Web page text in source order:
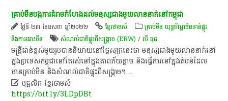
គ្រាប់មីន​បង្ក​ការ​គំរាម​កំហែង​ដល់​មនុស្ស​ជាង​មួយ​លាន​នាក់​នៅ​កម្ពុជា
ថ្ងៃទី ២៣ ខែឧសភា ឆ្នាំ២០២២ ខ្មែរថាមស៍
គ្រាប់មីន យុទ្ធភ័ណ្ឌមិនទាន់ផ្ទុះ
និងការដោះមីន
សំណល់ជាតិផ្ទុះពីសង្គ្រាម (ERW) /លី​ ធុ​ជ
មន្ត្រីជាន់ខ្ពស់មួយរូបបាននិយាយនៅថ្ងៃសុក្រនេះថា មនុស្សជាងមួយលាននាក់នៅ
ក្នុងប្រទេសកម្ពុជានៅតែរស់នៅក្នុងភាពភ័យខ្លាច និងធ្វើការនៅក្នុងតំបន់ដែល
មានគ្រាប់មីន និងសំណល់ជាតិផ្ទុះពីសង្គ្រាម។...
 បុគ្គលិក​ ខ្មែរ​ថា​ម​ស៍​
https://bit.ly/3LDpDBt